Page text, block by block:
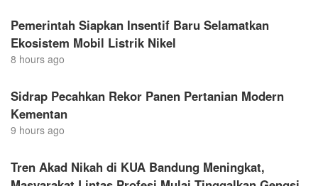
Pemerintah Siapkan Insentif Baru Selamatkan
Ekosistem Mobil Listrik Nikel
8 hours ago
Sidrap Pecahkan Rekor Panen Pertanian Modern
Kementan
9 hours ago
Tren Akad Nikah di KUA Bandung Meningkat,